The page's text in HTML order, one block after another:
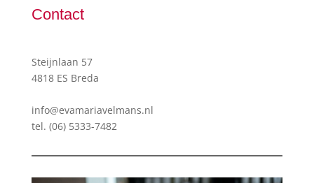
Contact
Steijnlaan 57
4818 ES Breda
info@evamariavelmans.nl
tel. (06) 5333-7482